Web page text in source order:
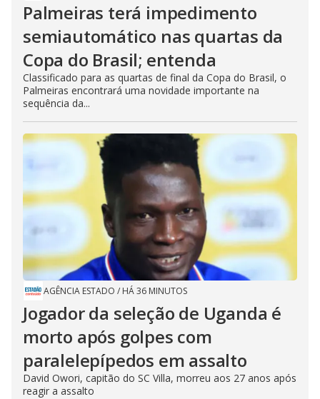
Palmeiras terá impedimento
semiautomático nas quartas da
Copa do Brasil; entenda
Classificado para as quartas de final da Copa do Brasil, o
Palmeiras encontrará uma novidade importante na
sequência da...
AGÊNCIA ESTADO / HÁ 36 MINUTOS
Jogador da seleção de Uganda é
morto após golpes com
paralelepípedos em assalto
David Owori, capitão do SC Villa, morreu aos 27 anos após
reagir a assalto